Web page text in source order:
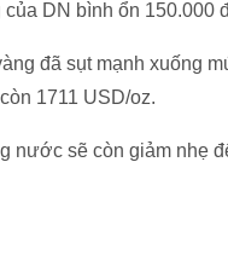
DN bình ổn 150.000
đã sụt mạnh xuống
1711 USD/oz.
nước sẽ còn giảm nhẹ